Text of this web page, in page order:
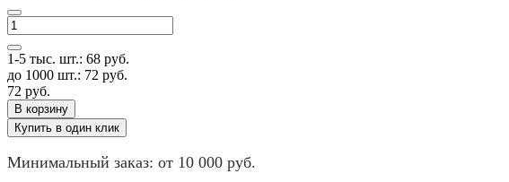
1-5 тыс. шт.: 68 руб.
до 1000 шт.: 72 руб.
72 руб.
В корзину
Купить в один клик
Минимальный заказ: от 10 000 руб.